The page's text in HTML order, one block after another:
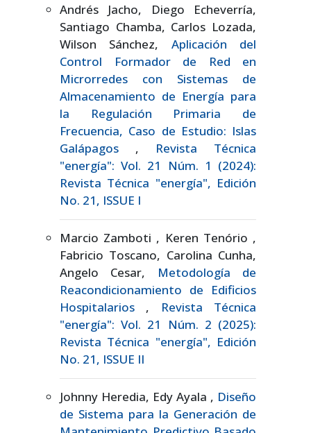
Andrés Jacho, Diego Echeverría,
Santiago Chamba, Carlos Lozada,
Wilson Sánchez, Aplicación del
Control Formador de Red en
Microrredes con Sistemas de
Almacenamiento de Energía para
la Regulación Primaria de
Frecuencia, Caso de Estudio: Islas
Galápagos , Revista Técnica
"energía": Vol. 21 Núm. 1 (2024):
Revista Técnica "energía", Edición
No. 21, ISSUE I
Marcio Zamboti , Keren Tenório ,
Fabricio Toscano, Carolina Cunha,
Angelo Cesar,
Metodología de
Reacondicionamiento de Edificios
Hospitalarios ,
Revista Técnica
"energía": Vol. 21 Núm. 2 (2025):
Revista Técnica "energía", Edición
No. 21, ISSUE II
Johnny Heredia, Edy Ayala , Diseño
de Sistema para la Generación de